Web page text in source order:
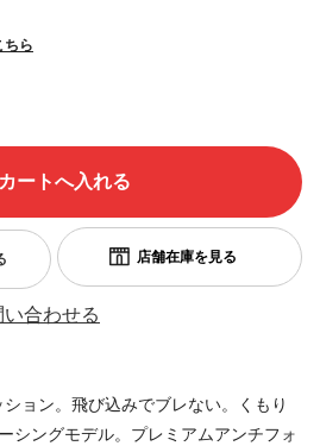
ちら
合わせる
ョン。飛び込みでブレない。くもり
シングモデル。プレミアムアンチフォ